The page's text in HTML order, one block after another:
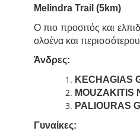
Melindra Trail (5km)
Ο πιο προσιτός και
ολοένα και
Άνδρες:
KECHAGIAS
MOUZAKITIS
PALIOURAS
Γυναίκες: